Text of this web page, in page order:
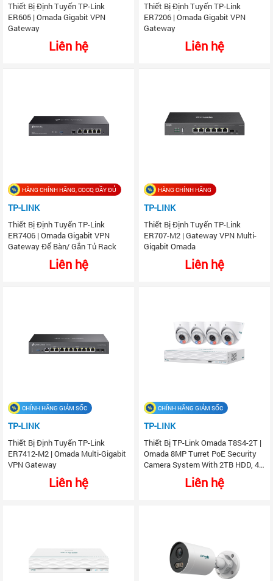
Thiết Bị Định Tuyến TP-Link
ER605 | Omada Gigabit VPN
Gateway
Liên hệ
Thiết Bị Định Tuyến TP-Link
ER7206 | Omada Gigabit VPN
Gateway
Liên hệ
HÀNG CHÍNH HÃNG, COCQ ĐẦY ĐỦ
TP-LINK
Thiết Bị Định Tuyến TP-Link
ER7406 | Omada Gigabit VPN
Gateway Để Bàn/ Gắn Tủ Rack
Liên hệ
HÀNG CHÍNH HÃNG
TP-LINK
Thiết Bị Định Tuyến TP-Link
ER707-M2 | Gateway VPN Multi-
Gigabit Omada
Liên hệ
CHÍNH HÃNG GIẢM SỐC
TP-LINK
Thiết Bị Định Tuyến TP-Link
ER7412-M2 | Omada Multi-Gigabit
VPN Gateway
Liên hệ
CHÍNH HÃNG GIẢM SỐC
TP-LINK
Thiết Bị TP-Link Omada T8S4-2T |
Omada 8MP Turret PoE Security
Camera System With 2TB HDD, 4
Cameras With 16-Channel NVR
Liên hệ